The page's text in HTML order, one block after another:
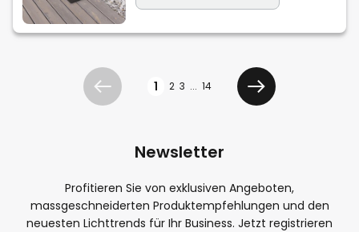
Zurück 1 2 3 ... 14
Weiter
Newsletter
Profitieren Sie von exklusiven Angeboten,
massgeschneiderten Produktempfehlungen und den
neuesten Lichttrends für Ihr Business. Jetzt registrieren